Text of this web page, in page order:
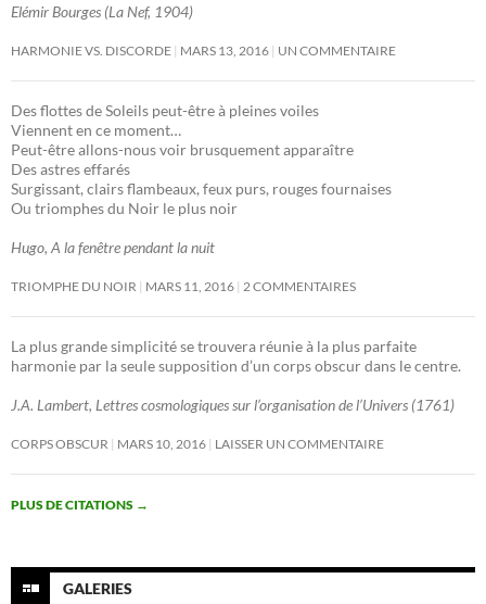
Elémir Bourges (La Nef, 1904)
HARMONIE VS. DISCORDE MARS 13, 2016 UN COMMENTAIRE
Des flottes de Soleils peut-être à pleines voiles
Viennent en ce moment…
Peut-être allons-nous voir brusquement apparaître
Des astres effarés
Surgissant, clairs flambeaux, feux purs, rouges fournaises
Ou triomphes du Noir le plus noir
Hugo, A la fenêtre pendant la nuit
TRIOMPHE DU NOIR MARS 11, 2016 2 COMMENTAIRES
La plus grande simplicité se trouvera réunie à la plus parfaite
harmonie par la seule supposition d’un corps obscur dans le centre.
J.A. Lambert, Lettres cosmologiques sur l’organisation de l’Univers (1761)
CORPS OBSCUR MARS 10, 2016 LAISSER UN COMMENTAIRE
PLUS DE CITATIONS →
GALERIES